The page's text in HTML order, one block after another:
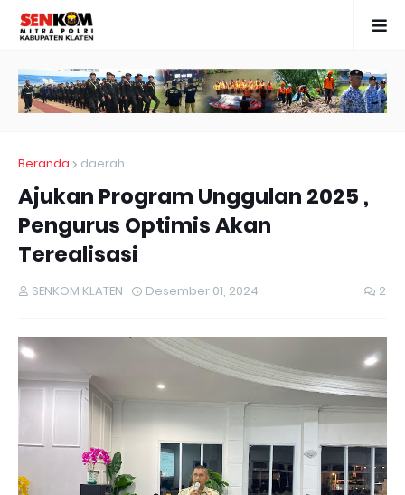
Beranda daerah
Ajukan Program Unggulan 2025 ,
Pengurus Optimis Akan
Terealisasi
SENKOM KLATEN Desember 01, 2024 2